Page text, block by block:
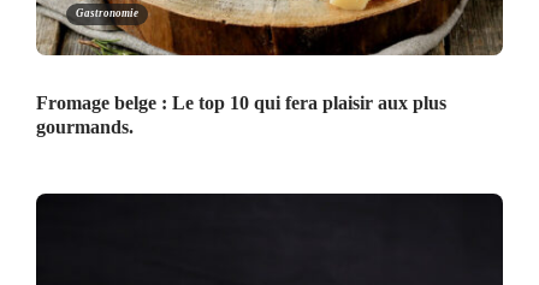
Gastronomie
Fromage belge : Le top 10 qui fera plaisir aux plus
gourmands.